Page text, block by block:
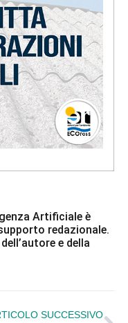
Artificiale è
redazionale.
e della
SUCCESSIVO